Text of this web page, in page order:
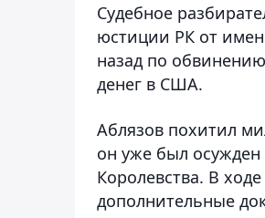
Судебное
юстиции РК от
назад по
денег в США.
Аблязов похитил
он уже был
Королевства. В
дополнительные